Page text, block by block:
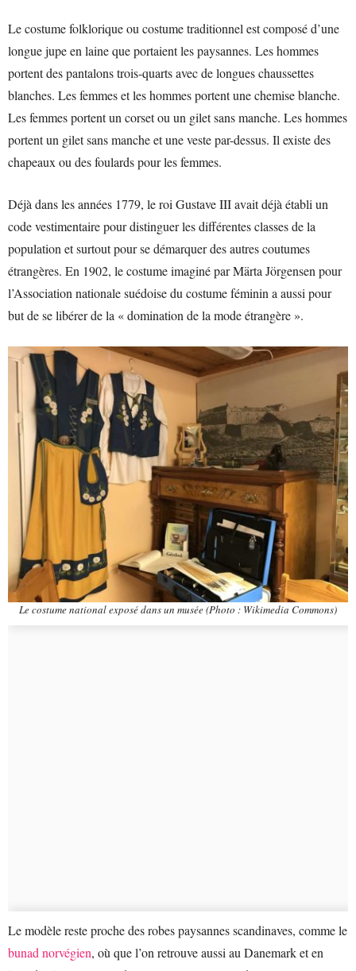
Le costume folklorique ou costume traditionnel est composé d’une
longue jupe en laine que portaient les paysannes. Les hommes
portent des pantalons trois-quarts avec de longues chaussettes
blanches. Les femmes et les hommes portent une chemise blanche.
Les femmes portent un corset ou un gilet sans manche. Les hommes
portent un gilet sans manche et une veste par-dessus. Il existe des
chapeaux ou des foulards pour les femmes.
Déjà dans les années 1779, le roi Gustave III avait déjà établi un
code vestimentaire pour distinguer les différentes classes de la
population et surtout pour se démarquer des autres coutumes
étrangères. En 1902, le costume imaginé par Märta Jörgensen pour
l’Association nationale suédoise du costume féminin a aussi pour
but de se libérer de la « domination de la mode étrangère ».
Le costume national exposé dans un musée (Photo : Wikimedia Commons)
Le modèle reste proche des robes paysannes scandinaves, comme le
bunad norvégien, où que l’on retrouve aussi au Danemark et en